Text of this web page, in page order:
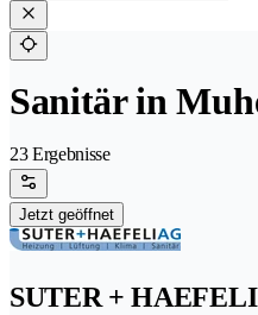
Sanitär in
23 Ergebnisse
Jetzt geöffnet
SUTER +